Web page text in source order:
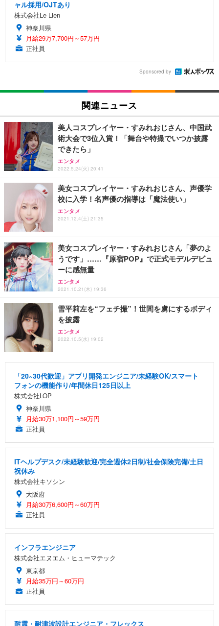
ャル採用/OJTあり
株式会社Le Lien
神奈川県
月給29万7,700円～57万円
正社員
Sponsored by
関連ニュース
美人コスプレイヤー・すみれおじさん、中国武
術大会で3位入賞！「舞台や特撮でいつか披露
できたら」
エンタメ
2022.5.24(火) 20:41
美女コスプレイヤー・すみれおじさん、声優学
校に入学！名声優の指導は「魔法使い」
エンタメ
2021.12.4(土) 21:35
美女コスプレイヤー・すみれおじさん「夢のよ
うです」……『原宿POP』で正式モデルデビュ
ーに感無量
エンタメ
2021.10.21(木) 19:36
雪平莉左を“フェチ撮”！世間を虜にするボディ
を披露
エンタメ
2022.10.5(水) 19:02
「20~30代歓迎」アプリ開発エンジニア/未経験OK/スマート
フォンの機能作り/年間休日125日以上
株式会社LOP
神奈川県
月給30万1,100円～59万円
正社員
ITヘルプデスク/未経験歓迎/完全週休2日制/社会保険完備/土日
祝休み
株式会社キソシン
大阪府
月給30万6,600円～60万円
正社員
インフラエンジニア
株式会社エヌエム・ヒューマテック
東京都
月給35万円～60万円
正社員
耐震・耐津波設計エンジニア・フレックス